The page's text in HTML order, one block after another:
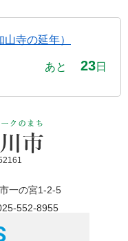
寺の延年）
あと 23日
一の宮1-2-5
552-8955